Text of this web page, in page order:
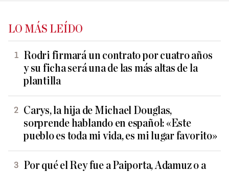
LO MÁS LEÍDO
Rodri firmará un contrato por cuatro años
y su ficha será una de las más altas de la
plantilla
Carys, la hija de Michael Douglas,
sorprende hablando en español: «Este
pueblo es toda mi vida, es mi lugar favorito»
Por qué el Rey fue a Paiporta, Adamuz o a